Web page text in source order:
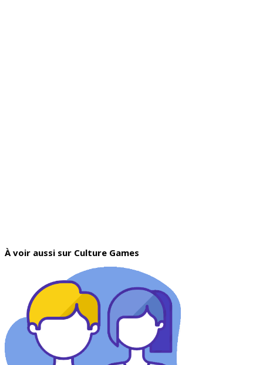
À voir aussi sur Culture Games